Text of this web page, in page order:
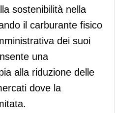
sostenibilità nella
il carburante fisico
dei suoi
una
alla riduzione delle
dove la